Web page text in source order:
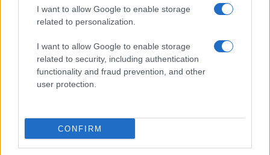
I want to allow Google to enable storage
related to personalization.
I want to allow Google to enable storage
related to security, including authentication
functionality and fraud prevention, and other
user protection.
CONFIRM